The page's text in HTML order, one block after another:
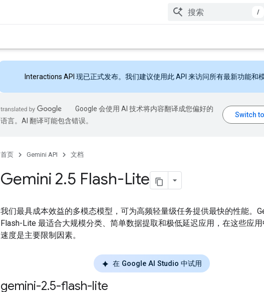
/
Interactions API 现已正式发布。我们建议使用此 API 来访问所有最新功能和
Google 会使用 AI 技术将内容翻译成您偏好的
语言。AI 翻译可能包含错误。
首页 Gemini API 文档
Gemini 2.5 Flash-Lite
我们最具成本效益的多模态模型，可为高频轻量级任务提供最快的性能。
Flash-Lite 最适合大规模分类、简单数据提取和极低延迟应用，在这些应
速度是主要限制因素。
在 Google AI Studio 中试用
gemini-2.5-flash-lite